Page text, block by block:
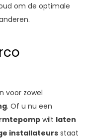
om de optimale
voor zowel
. Of u nu een
wilt laten
installateurs staat